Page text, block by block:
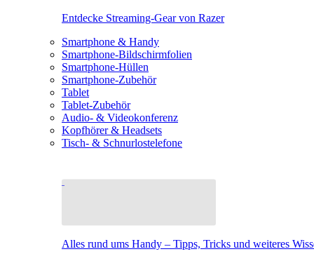
Entdecke Streaming-Gear von Razer
Smartphone & Handy
Smartphone-Bildschirmfolien
Smartphone-Hüllen
Smartphone-Zubehör
Tablet
Tablet-Zubehör
Audio- & Videokonferenz
Kopfhörer & Headsets
Tisch- & Schnurlostelefone
Alles rund ums Handy – Tipps, Tricks und weiteres